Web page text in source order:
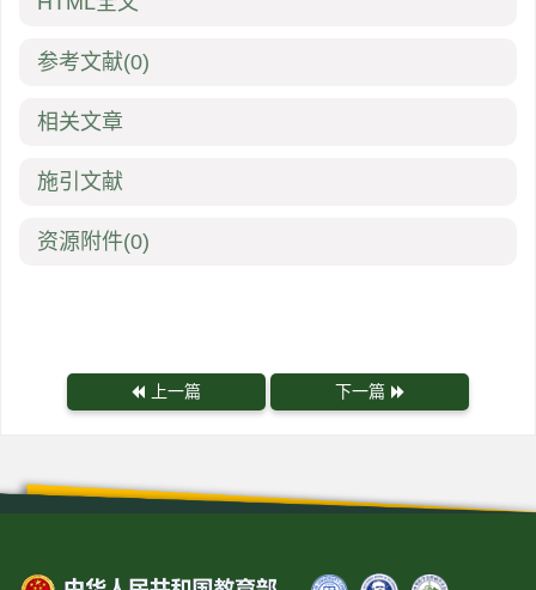
参考文献(0)
相关文章
施引文献
资源附件(0)
上一篇 下一篇